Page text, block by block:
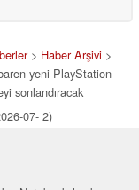
> Haber Arşivi >
yeni PlayStation
sonlandıracak
07- 2)